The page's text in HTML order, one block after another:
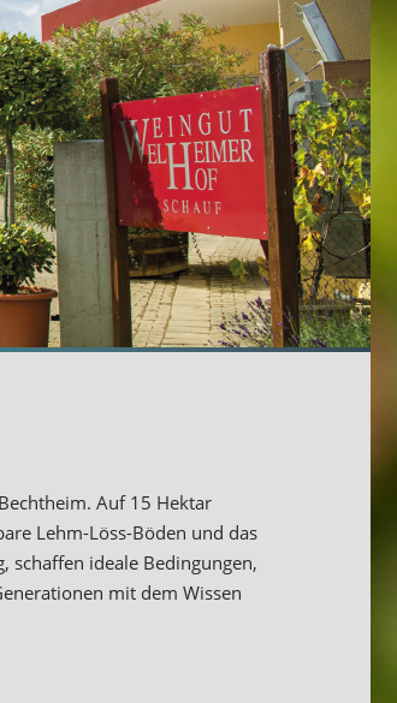
Auf 15 Hektar
Lehm-Löss-Böden und das
schaffen ideale Bedingungen,
mit dem Wissen